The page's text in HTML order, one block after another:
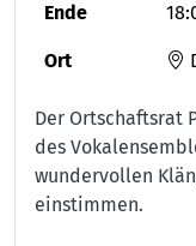
Ende
Ort
Der Ortschaftsrat
des
wundervollen
einstimmen.